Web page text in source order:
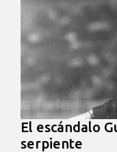
El escándalo
serpiente